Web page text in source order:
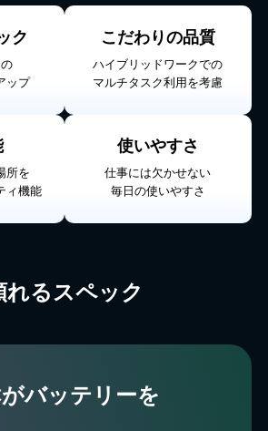
ク
ップ
こだわりの品質
ハイブリッドワークでの
マルチタスク利用を考慮
所を
ィ機能
使いやすさ
仕事には⽋かせない
毎日の使いやすさ
れるスペック
バッテリーを